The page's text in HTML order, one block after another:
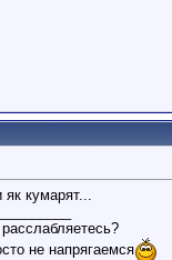
кумарят...
не напрягаемся